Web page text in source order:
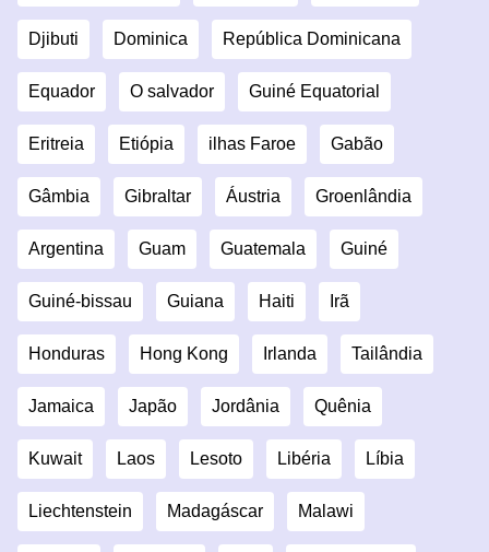
Djibuti Dominica República Dominicana
Equador O salvador Guiné Equatorial
Eritreia Etiópia ilhas Faroe Gabão
Gâmbia Gibraltar Áustria Groenlândia
Argentina Guam Guatemala Guiné
Guiné-bissau Guiana Haiti Irã
Honduras Hong Kong Irlanda Tailândia
Jamaica Japão Jordânia Quênia
Kuwait Laos Lesoto Libéria Líbia
Liechtenstein Madagáscar Malawi